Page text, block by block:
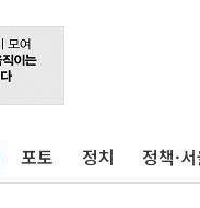
포토 정치 정책·